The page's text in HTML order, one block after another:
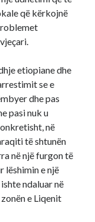
që kërkojnë
etiopiane dhe
se e
dhe pas
pasi nuk u
në
të shtunën
në një furgon të
lëshimin e një
ndaluar në
e Liqenit